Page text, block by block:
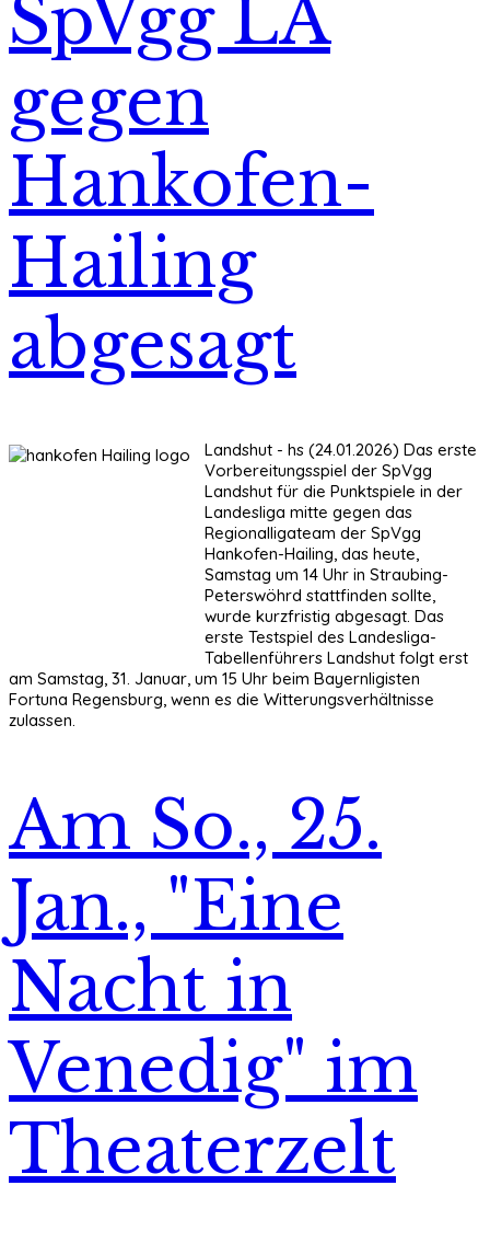
SpVgg LA
gegen
Hankofen-
Hailing
abgesagt
Landshut - hs (24.01.2026) Das erste
Vorbereitungsspiel der SpVgg
Landshut für die Punktspiele in der
Landesliga mitte gegen das
Regionalligateam der SpVgg
Hankofen-Hailing, das heute,
Samstag um 14 Uhr in Straubing-
Peterswöhrd stattfinden sollte,
wurde kurzfristig abgesagt. Das
erste Testspiel des Landesliga-
Tabellenführers Landshut folgt erst
am Samstag, 31. Januar, um 15 Uhr beim Bayernligisten
Fortuna Regensburg, wenn es die Witterungsverhältnisse
zulassen.
Am So., 25.
Jan., "Eine
Nacht in
Venedig" im
Theaterzelt